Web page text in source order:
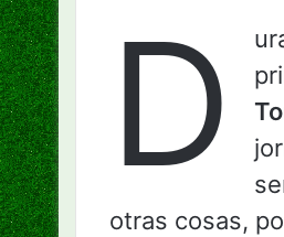
D
otras cosas,